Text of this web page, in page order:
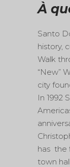
À
Santo
history,
Walk
“New”
city
In 1992
has the
town